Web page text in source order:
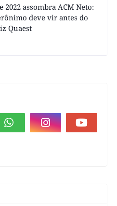
2022 assombra ACM Neto:
deve vir antes do
Quaest